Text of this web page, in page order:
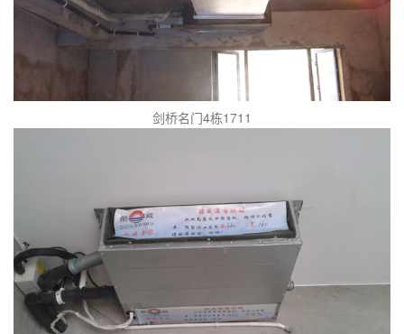
剑桥名门4栋1711